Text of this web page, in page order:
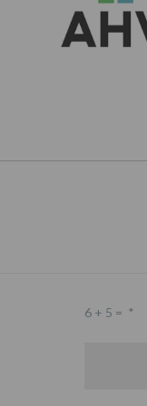
6 + 5 = *